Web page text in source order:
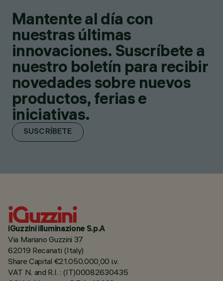
Mantente al día con
nuestras últimas
innovaciones. Suscríbete a
nuestro boletín para recibir
novedades sobre nuevos
productos, ferias e
iniciativas.
SUSCRÍBETE
iGuzzini illuminazione S.p.A
Via Mariano Guzzini 37
62019 Recanati (Italy)
Share Capital €21.050.000,00 i.v.
VAT N. and R.I. : (IT)00082630435